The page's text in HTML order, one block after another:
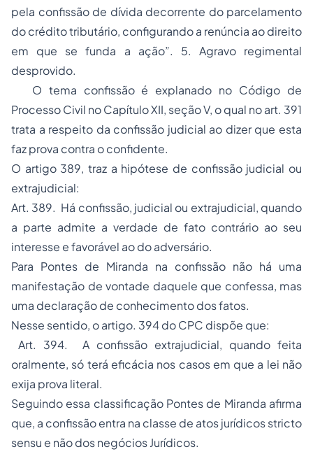
pela confissão de dívida decorrente do parcelamento
do crédito tributário, configurando a renúncia ao direito
em que se funda a ação”. 5. Agravo regimental
desprovido.
O tema confissão é explanado no Código de
Processo Civil no Capítulo XII, seção V, o qual no art. 391
trata a respeito da confissão judicial ao dizer que esta
faz prova contra o confidente.
O artigo 389, traz a hipótese de confissão judicial ou
extrajudicial:
Art. 389. Há confissão, judicial ou extrajudicial, quando
a parte admite a verdade de fato contrário ao seu
interesse e favorável ao do adversário.
Para Pontes de Miranda na confissão não há uma
manifestação de vontade daquele que confessa, mas
uma declaração de conhecimento dos fatos.
Nesse sentido, o artigo. 394 do CPC dispõe que:
Art. 394. A confissão extrajudicial, quando feita
oralmente, só terá eficácia nos casos em que a lei não
exija prova literal.
Seguindo essa classificação Pontes de Miranda afirma
que, a confissão entra na classe de atos jurídicos stricto
sensu e não dos negócios Jurídicos.